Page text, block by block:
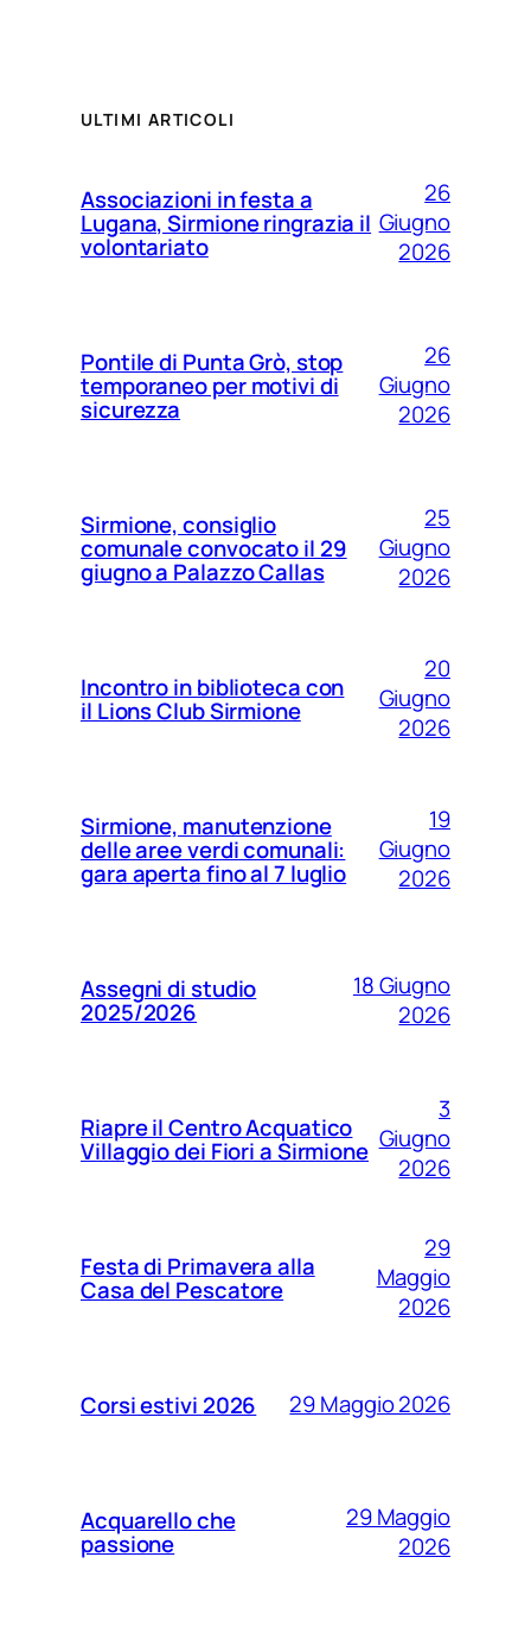
ULTIMI ARTICOLI
Associazioni in festa a
Lugana, Sirmione ringrazia il
volontariato
26
Giugno
2026
Pontile di Punta Grò, stop
temporaneo per motivi di
sicurezza
26
Giugno
2026
Sirmione, consiglio
comunale convocato il 29
giugno a Palazzo Callas
25
Giugno
2026
Incontro in biblioteca con
il Lions Club Sirmione
20
Giugno
2026
Sirmione, manutenzione
delle aree verdi comunali:
gara aperta fino al 7 luglio
19
Giugno
2026
Assegni di studio
2025/2026
18 Giugno
2026
Riapre il Centro Acquatico
Villaggio dei Fiori a Sirmione
3
Giugno
2026
Festa di Primavera alla
Casa del Pescatore
29
Maggio
2026
Corsi estivi 2026 29 Maggio 2026
Acquarello che
passione
29 Maggio
2026